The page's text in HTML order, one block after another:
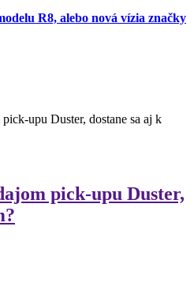
R8, alebo nová vízia značky
upu Duster, dostane sa aj k
pick-upu Duster,